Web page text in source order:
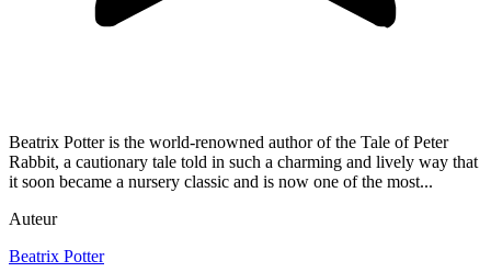
Beatrix Potter is the world-renowned author of the Tale of Peter
Rabbit, a cautionary tale told in such a charming and lively way that
it soon became a nursery classic and is now one of the most...
Auteur
Beatrix Potter